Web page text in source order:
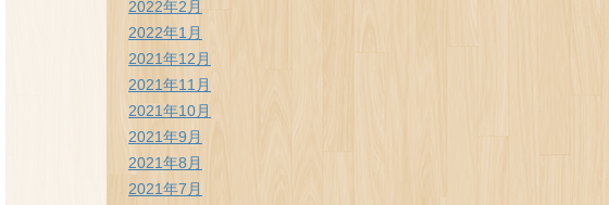
2022年2月
2022年1月
2021年12月
2021年11月
2021年10月
2021年9月
2021年8月
2021年7月